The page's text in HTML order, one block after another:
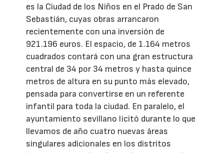
es la Ciudad de los Niños en el Prado de San
Sebastián, cuyas obras arrancaron
recientemente con una inversión de
921.196 euros. El espacio, de 1.164 metros
cuadrados contará con una gran estructura
central de 34 por 34 metros y hasta quince
metros de altura en su punto más elevado,
pensada para convertirse en un referente
infantil para toda la ciudad. En paralelo, el
ayuntamiento sevillano licitó durante lo que
llevamos de año cuatro nuevas áreas
singulares adicionales en los distritos